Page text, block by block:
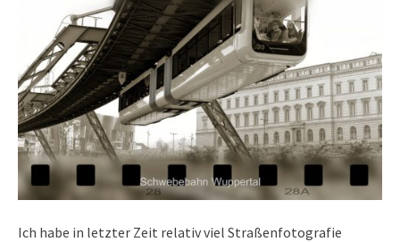
Ich habe in letzter Zeit relativ viel Straßenfotografie